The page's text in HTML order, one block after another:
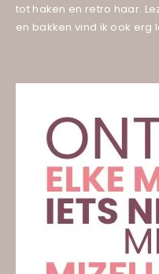
tot haken en retro haar.
en bakken vind ik ook erg